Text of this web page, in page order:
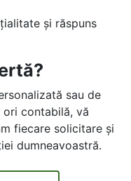
și răspuns
sau de
contabilă, vă
fiecare solicitare și
dumneavoastră.